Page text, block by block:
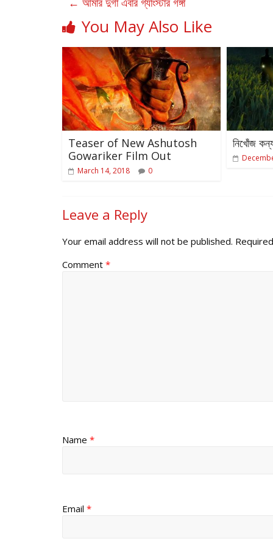
You May Also Like
Teaser of New Ashutosh
Gowariker Film Out
March 14, 2018 0
নিখোঁজ
Leave a Reply
Your email address will not be published.
Comment *
Name *
Email *